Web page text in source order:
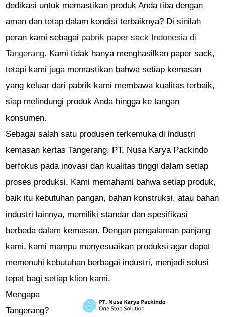
dedikasi untuk memastikan produk Anda tiba dengan
aman dan tetap dalam kondisi terbaiknya? Di sinilah
peran kami sebagai pabrik paper sack Indonesia di
Tangerang. Kami tidak hanya menghasilkan paper sack,
tetapi kami juga memastikan bahwa setiap kemasan
yang keluar dari pabrik kami membawa kualitas terbaik,
siap melindungi produk Anda hingga ke tangan
konsumen.
Sebagai salah satu produsen terkemuka di industri
kemasan kertas Tangerang, PT. Nusa Karya Packindo
berfokus pada inovasi dan kualitas tinggi dalam setiap
proses produksi. Kami memahami bahwa setiap produk,
baik itu kebutuhan pangan, bahan konstruksi, atau bahan
industri lainnya, memiliki standar dan spesifikasi
berbeda dalam kemasan. Dengan pengalaman panjang
kami, kami mampu menyesuaikan produksi agar dapat
memenuhi kebutuhan berbagai industri, menjadi solusi
tepat bagi setiap klien kami.
Mengapa
Tangerang?